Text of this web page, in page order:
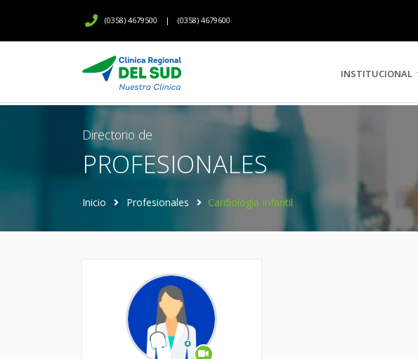
(0358) 4679500 | (0358) 4679600
INSTITUCIONAL
Directorio de
PROFESIONALES
Inicio Profesionales Cardiología Infantil